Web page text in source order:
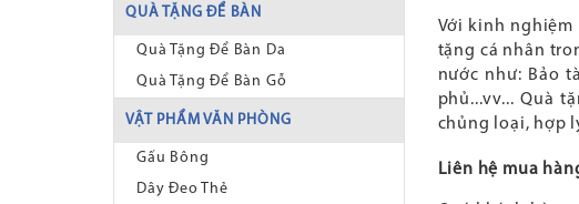
QUÀ TẶNG ĐỂ BÀN
Quà Tặng Để Bàn Da
Quà Tặng Để Bàn Gỗ
VẬT PHẨM VĂN PHÒNG
Gấu Bông
Dây Đeo Thẻ
Với kinh nghiệm
tặng cá nhân
nước như: Bảo
phủ...vv... Quà
chủng loại, hợp
Liên hệ mua